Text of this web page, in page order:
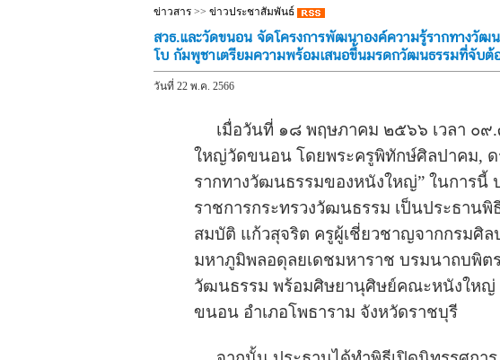
ข่าวสาร >> ข่าวประชาสัมพันธ์
สวธ.และวัดขนอน จัดโครงการพัฒนาองค์ความรู้รากทาง
โบ กัมพูชาเตรียมความพร้อมเสนอขึ้นมรดกวัฒนธรรมที่จับต้
วันที่ 22 พ.ค. 2566
เมื่อวันที่ ๑๘ พฤษภาคม ๒๕๖๖ เวลา ๐๙.
ใหญ่วัดขนอน โดยพระครูพิทักษ์ศิลปาคม, ด
รากทางวัฒนธรรมของหนังใหญ่” ในการนี้
ราชการกระทรวงวัฒนธรรม เป็นประธาน
สมบัติ แก้วสุจริต ครูผู้เชี่ยวชาญจากกรมศิ
มหาภูมิพลอดุลยเดชมหาราช บรมนาถบพิต
วัฒนธรรม พร้อมศิษยานุศิษย์คณะหนังใหญ่
ขนอน อำเภอโพธาราม จังหวัดราชบุรี